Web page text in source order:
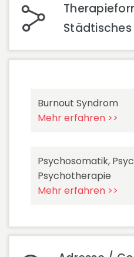
Städtisches
Burnout Syndrom
Mehr erfahren >>
Psychosomatik,
Psychotherapie
Mehr erfahren >>